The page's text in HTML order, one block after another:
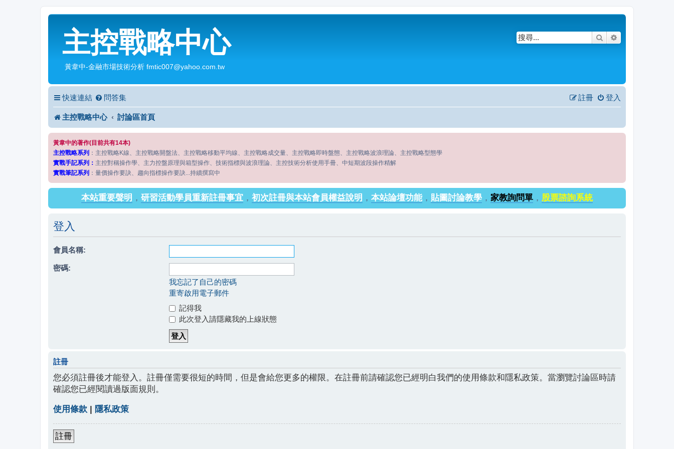
主控戰略中心
黃韋中-金融市場技術分析 fmtic007@yahoo.com.tw
搜尋
快速連結 問答集 登入
註冊
主控戰略中心 討論區首頁
黃韋中的著作(目前共有14本)
主控戰略系列 ：主控戰略K線、主控戰略開盤法、主控戰略移動平均線、主控戰略成交量、主控戰略即時盤態、主控戰略波浪理論、主控戰略型態學
實戰手記系列： 主控對稱操作學、主力控盤原理與箱型操作、技術指標與波浪理論、主控技術分析使用手冊、中短期波段操作精解
實戰筆記系列 ：量價操作要訣、趨向指標操作要訣...持續撰寫中
本站重要聲明 ， 研習活動學員重新註冊事宜 ， 初次註冊與本站會員權益說明 ， 本站論壇功能， 貼圖討論教學 ， 家教詢問單 ， 股票諮詢系統
登入
會員名稱:
密碼:
我忘記了自己的密碼
重寄啟用電子郵件
記得我
此次登入請隱藏我的上線狀態
註冊
您必須註冊後才能登入。註冊僅需要很短的時間，但是會給您更多的權限。在註冊前請確認您已經明白我們的使用條款和隱私政策。當瀏覽討論區時請
確認您已經閱讀過版面規則。
使用條款 | 隱私政策
註冊